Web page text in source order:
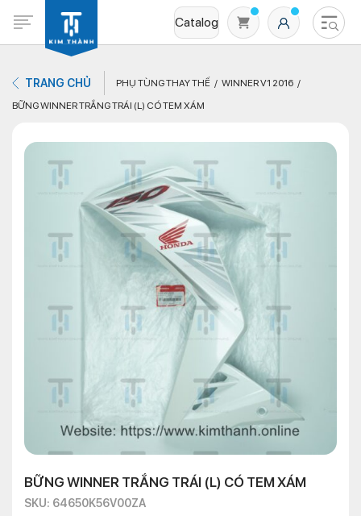
Catalog
Không có sản phẩm nào trong giỏ hàng
TRANG CHỦ PHỤ TÙNG THAY THẾ
WINNER V1 2016
BỮNG WINNER TRẮNG TRÁI (L) CÓ TEM XÁM
BỮNG WINNER TRẮNG TRÁI (L) CÓ TEM XÁM
SKU: 64650K56V00ZA